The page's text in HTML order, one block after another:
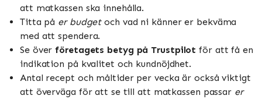
att matkassen ska innehålla.
Titta på er budgetoch vad ni känner er bekväma
med att spendera.
Se överföretagets betyg på Trustpilot för att få en
indikation på kvalitet och kundnöjdhet.
Antal recept och måltider per vecka är också viktigt
att överväga för att se till att matkassen passar er